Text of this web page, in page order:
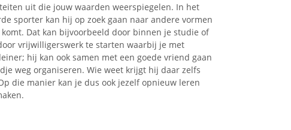
uit die jouw waarden weerspiegelen. In het
sporter kan hij op zoek gaan naar andere vormen
Dat kan bijvoorbeeld door binnen je studie of
vrijwilligerswerk te starten waarbij je met
hij kan ook samen met een goede vriend gaan
weg organiseren. Wie weet krijgt hij daar zelfs
die manier kan je dus ook jezelf opnieuw leren